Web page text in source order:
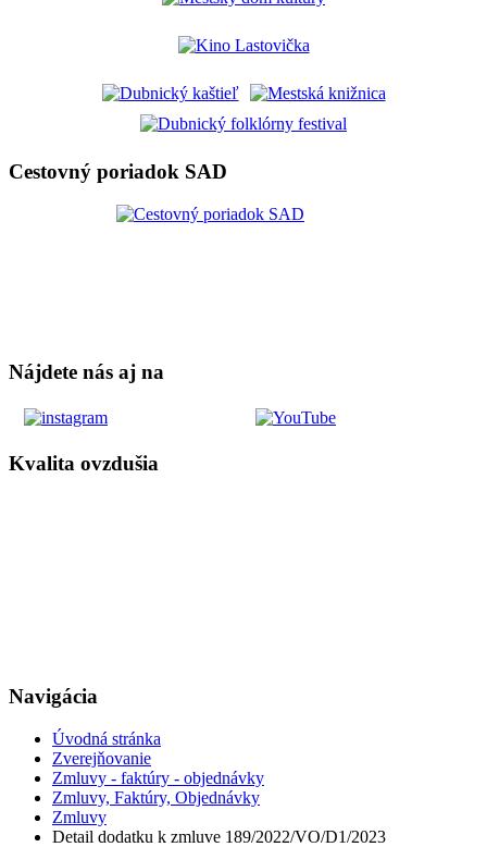
Cestovný poriadok SAD
Nájdete nás aj na
Kvalita ovzdušia
Navigácia
Úvodná stránka
Zverejňovanie
Zmluvy - faktúry - objednávky
Zmluvy, Faktúry, Objednávky
Zmluvy
Detail dodatku k zmluve 189/2022/VO/D1/2023